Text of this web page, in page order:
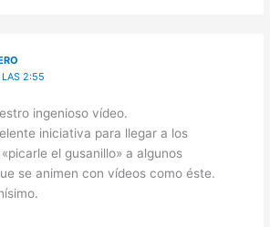
2:55
ingenioso vídeo.
iniciativa para llegar a los
el gusanillo» a algunos
se animen con vídeos como éste.